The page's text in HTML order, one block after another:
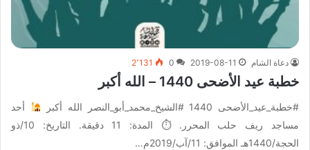
دعاة الشام 2019-08-11
0 2٬131
خطبة عيد الأضحى 1440 – الله أكبر
#خطبة_عيد_الأضحى 1440 #الشيخ_محمد_أبو_النصر الله أكبر
أحد
مساجد ريف حلب المحرر. ⏱ المدة: 11 دقيقة. التاريخ: 10/ذو
الحجة/1440هـ الموافق: 11/آب/2019م…